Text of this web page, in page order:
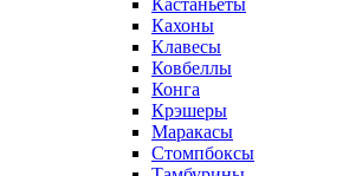
Кастаньеты
Кахоны
Клавесы
Ковбеллы
Конга
Крэшеры
Маракасы
Стомпбоксы